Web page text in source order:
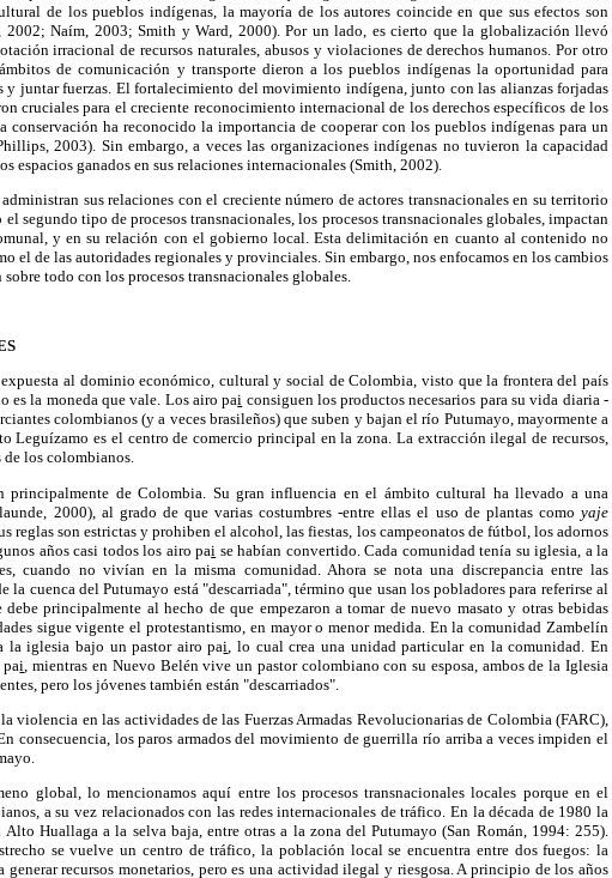
de los pueblos indígenas, la mayoría de los autores coincide en que sus efectos son
Naím, 2003; Smith y Ward, 2000). Por un lado, es cierto que la globalización llevó
irracional de recursos naturales, abusos y violaciones de derechos humanos. Por otro
de comunicación y transporte dieron a los pueblos indígenas la oportunidad para
y juntar fuerzas. El fortalecimiento del movimiento indígena, junto con las alianzas forjadas
cruciales para el creciente reconocimiento internacional de los derechos específicos de los
conservación ha reconocido la importancia de cooperar con los pueblos indígenas para un
2003). Sin embargo, a veces las organizaciones indígenas no tuvieron la capacidad
ganados en sus relaciones internacionales (Smith, 2002).
administran sus relaciones con el creciente número de actores transnacionales en su territorio
segundo tipo de procesos transnacionales, los procesos transnacionales globales, impactan
y en su relación con el gobierno local. Esta delimitación en cuanto al contenido no
el de las autoridades regionales y provinciales. Sin embargo, nos enfocamos en los cambios
todo con los procesos transnacionales globales.
al dominio económico, cultural y social de Colombia, visto que la frontera del país
es la moneda que vale. Los airo pai consiguen los productos necesarios para su vida diaria -
colombianos (y a veces brasileños) que suben y bajan el río Putumayo, mayormente a
Leguízamo es el centro de comercio principal en la zona. La extracción ilegal de recursos,
de los colombianos.
principalmente de Colombia. Su gran influencia en el ámbito cultural ha llevado a una
2000), al grado de que varias costumbres -entre ellas el uso de plantas como yaje
reglas son estrictas y prohiben el alcohol, las fiestas, los campeonatos de fútbol, los adornos
años casi todos los airo pai se habían convertido. Cada comunidad tenía su iglesia, a la
cuando no vivían en la misma comunidad. Ahora se nota una discrepancia entre las
la cuenca del Putumayo está "descarriada", término que usan los pobladores para referirse al
principalmente al hecho de que empezaron a tomar de nuevo masato y otras bebidas
sigue vigente el protestantismo, en mayor o menor medida. En la comunidad Zambelín
la iglesia bajo un pastor airo pai , lo cual crea una unidad particular en la comunidad. En
pai , mientras en Nuevo Belén vive un pastor colombiano con su esposa, ambos de la Iglesia
pero los jóvenes también están "descarriados".
violencia en las actividades de las Fuerzas Armadas Revolucionarias de Colombia (FARC),
consecuencia, los paros armados del movimiento de guerrilla río arriba a veces impiden el
global, lo mencionamos aquí entre los procesos transnacionales locales porque en el
a su vez relacionados con las redes internacionales de tráfico. En la década de 1980 la
Huallaga a la selva baja, entre otras a la zona del Putumayo (San Román, 1994: 255).
se vuelve un centro de tráfico, la población local se encuentra entre dos fuegos: la
recursos monetarios, pero es una actividad ilegal y riesgosa. A principio de los años